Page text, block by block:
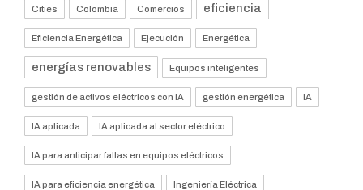
Cities Colombia Comercios eficiencia
Eficiencia Energética Ejecución Energética
energías renovables Equipos inteligentes
gestión de activos eléctricos con IA gestión energética IA
IA aplicada IA aplicada al sector eléctrico
IA para anticipar fallas en equipos eléctricos
IA para eficiencia energética Ingeniería Eléctrica